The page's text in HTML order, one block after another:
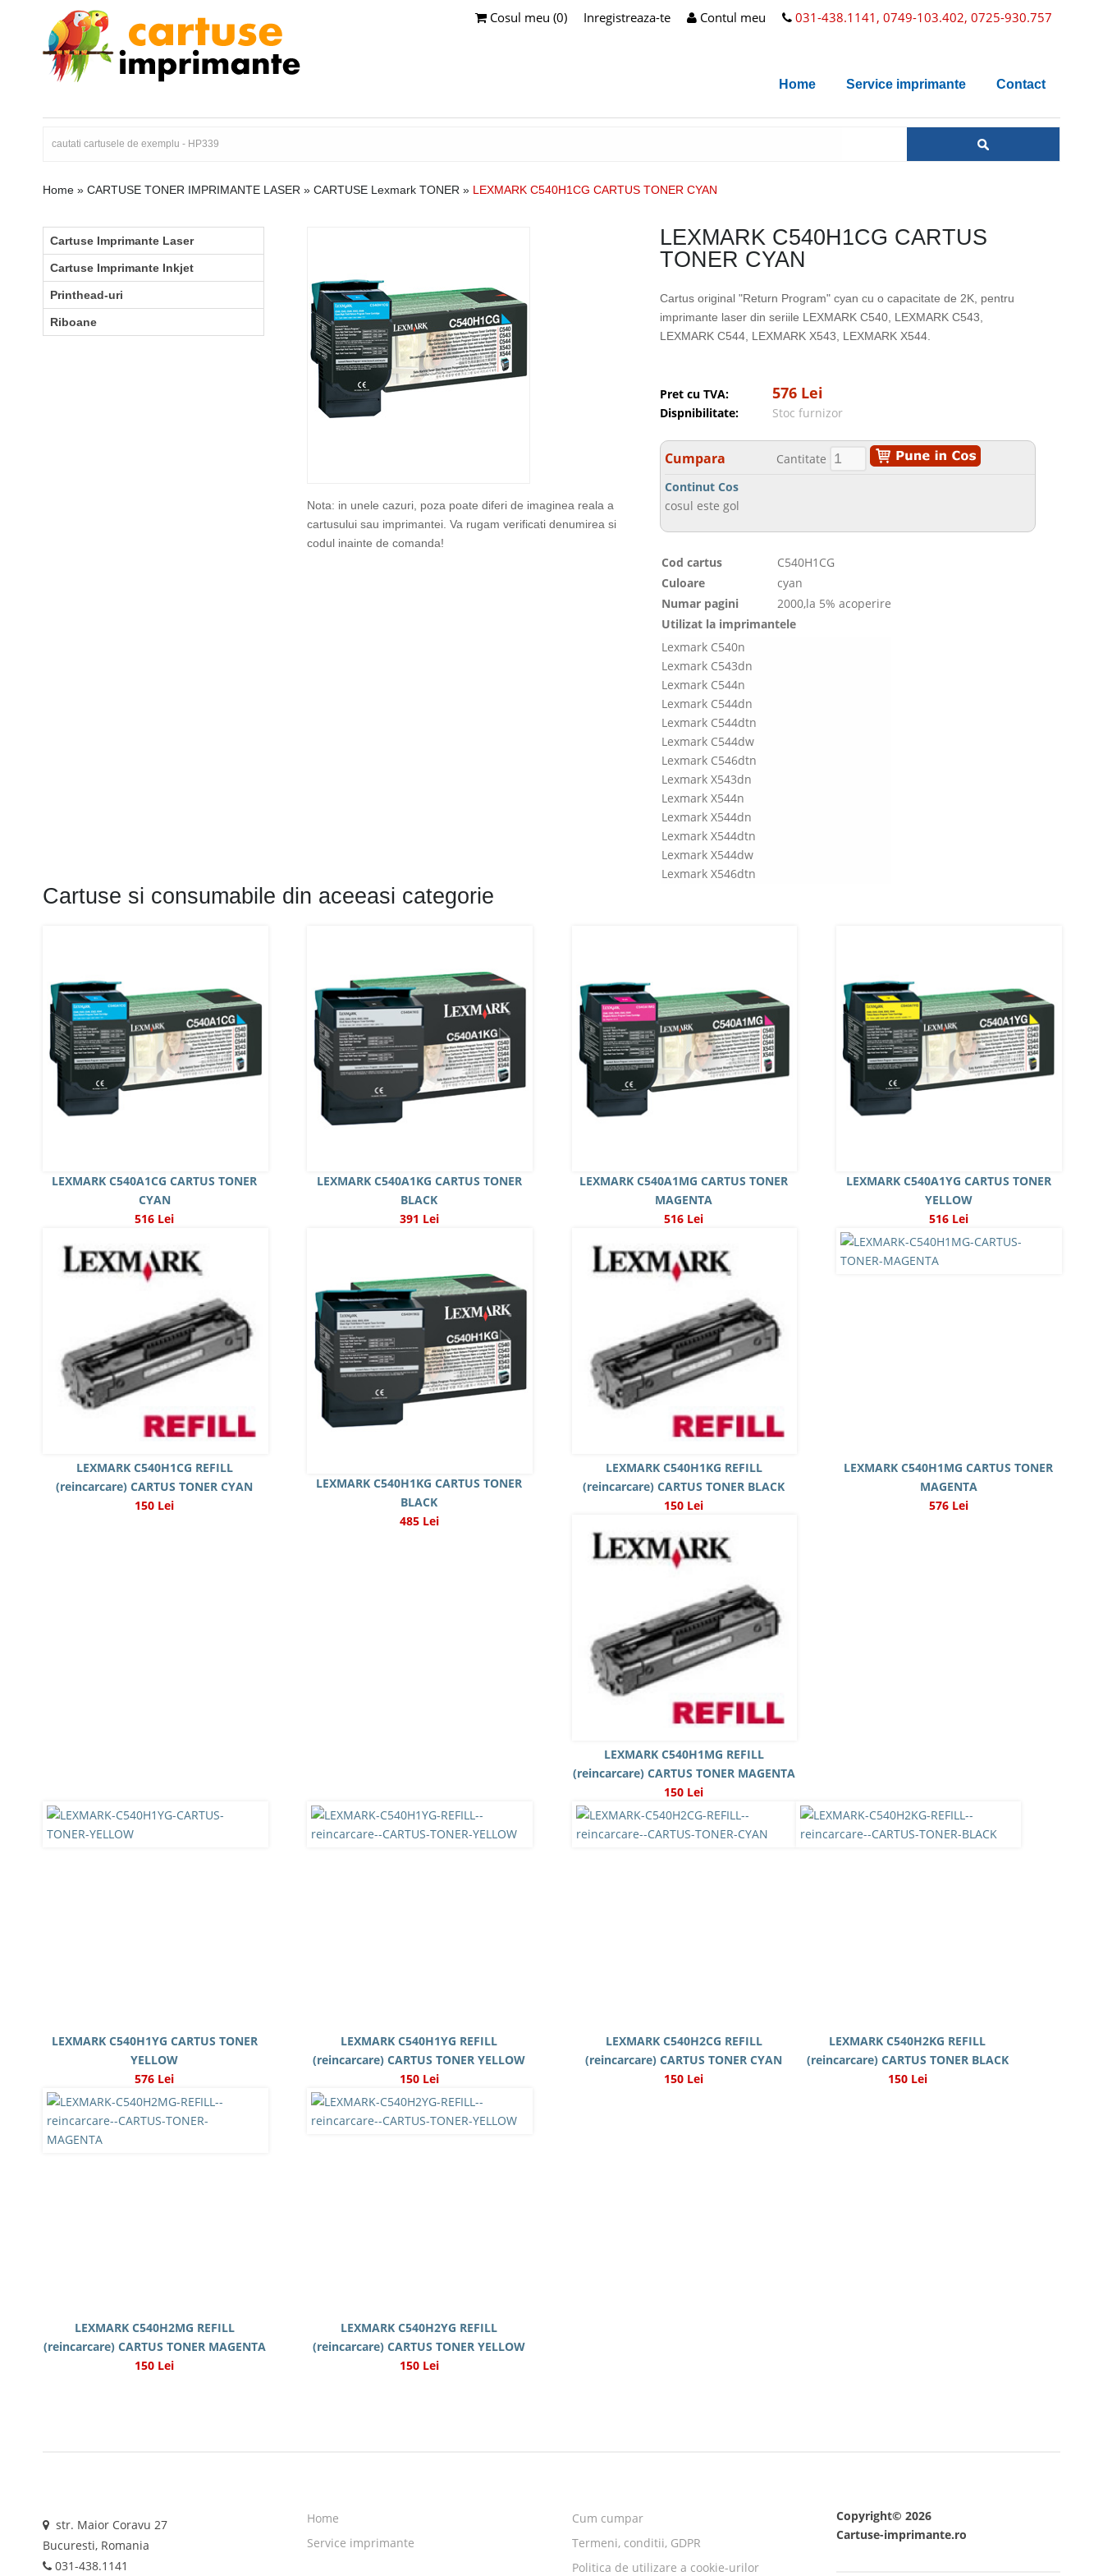
031-438.1141, 0749-103.402, 0725-930.757
Contul meu
Inregistreaza-te
Cosul meu (0)
Home Service imprimante Contact
Home » CARTUSE TONER IMPRIMANTE LASER » CARTUSE Lexmark TONER » LEXMARK C540H1CG CARTUS TONER CYAN
Cartuse Imprimante Laser
Cartuse Imprimante Inkjet
Printhead-uri
Riboane
Nota: in unele cazuri, poza poate diferi de imaginea reala a
cartusului sau imprimantei. Va rugam verificati denumirea si
codul inainte de comanda!
LEXMARK C540H1CG CARTUS
TONER CYAN
Cartus original "Return Program" cyan cu o capacitate de 2K, pentru
imprimante laser din seriile LEXMARK C540, LEXMARK C543,
LEXMARK C544, LEXMARK X543, LEXMARK X544.
Pret cu TVA: 576 Lei
Dispnibilitate: Stoc furnizor
Cumpara
Cantitate
Continut Cos
cosul este gol
Cod cartus
C540H1CG
Culoare
cyan
Numar pagini
2000,la 5% acoperire
Utilizat la imprimantele
Lexmark C540n
Lexmark C543dn
Lexmark C544n
Lexmark C544dn
Lexmark C544dtn
Lexmark C544dw
Lexmark C546dtn
Lexmark X543dn
Lexmark X544n
Lexmark X544dn
Lexmark X544dtn
Lexmark X544dw
Lexmark X546dtn
Cartuse si consumabile din aceeasi categorie
LEXMARK C540A1CG CARTUS TONER
CYAN
516 Lei
LEXMARK C540A1KG CARTUS TONER
BLACK
391 Lei
LEXMARK C540A1MG CARTUS TONER
MAGENTA
516 Lei
LEXMARK C540A1YG CARTUS TONER
YELLOW
516 Lei
LEXMARK C540H1CG REFILL
(reincarcare) CARTUS TONER CYAN
150 Lei
LEXMARK C540H1KG CARTUS TONER
BLACK
485 Lei
LEXMARK C540H1KG REFILL
(reincarcare) CARTUS TONER BLACK
150 Lei
LEXMARK C540H1MG CARTUS TONER
MAGENTA
576 Lei
LEXMARK C540H1MG REFILL
(reincarcare) CARTUS TONER MAGENTA
150 Lei
LEXMARK C540H1YG CARTUS TONER
YELLOW
576 Lei
LEXMARK C540H1YG REFILL
(reincarcare) CARTUS TONER YELLOW
150 Lei
LEXMARK C540H2CG REFILL
(reincarcare) CARTUS TONER CYAN
150 Lei
LEXMARK C540H2KG REFILL
(reincarcare) CARTUS TONER BLACK
150 Lei
LEXMARK C540H2MG REFILL
(reincarcare) CARTUS TONER MAGENTA
150 Lei
LEXMARK C540H2YG REFILL
(reincarcare) CARTUS TONER YELLOW
150 Lei
str. Maior Coravu 27
Bucuresti, Romania
031-438.1141
Home
Service imprimante
Cum cumpar
Termeni, conditii, GDPR
Politica de utilizare a cookie-urilor
Copyright© 2026
Cartuse-imprimante.ro